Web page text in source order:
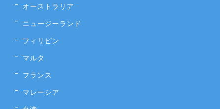
オーストラリア
ニュージーランド
フィリピン
マルタ
フランス
マレーシア